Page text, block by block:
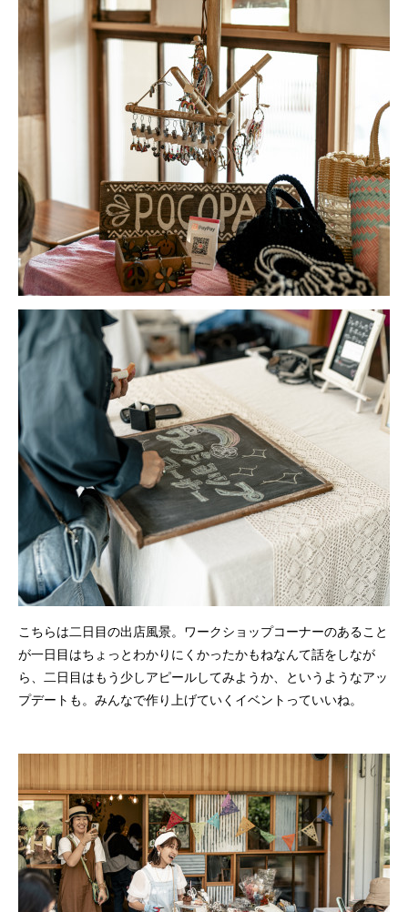
こちらは二日目の出店風景。ワークショップコーナーのあること
が一日目はちょっとわかりにくかったかもねなんて話をしなが
ら、二日目はもう少しアピールしてみようか、というようなアッ
プデートも。みんなで作り上げていくイベントっていいね。